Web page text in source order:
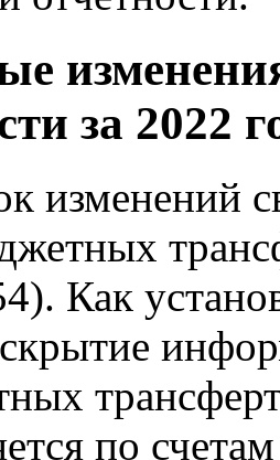
за 2022
изменений
Как
по